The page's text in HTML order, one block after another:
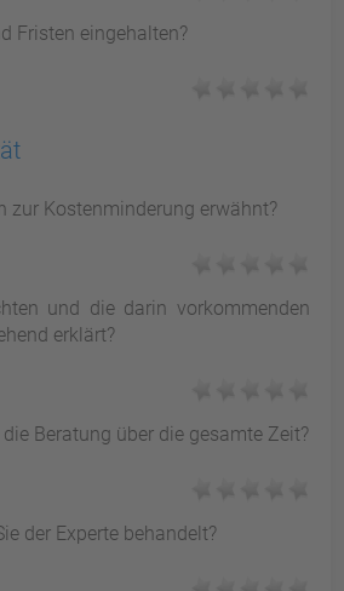
Fristen eingehalten?
zur Kostenminderung erwähnt?
und die darin vorkommenden
erklärt?
Beratung über die gesamte Zeit?
der Experte behandelt?